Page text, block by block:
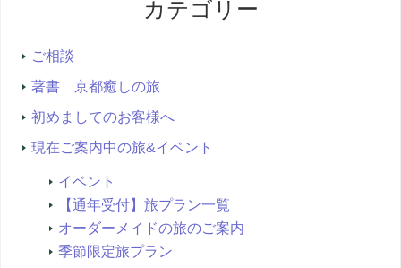
カテゴリー
ご相談
著書 京都癒しの旅
初めましてのお客様へ
現在ご案内中の旅&イベント
イベント
【通年受付】旅プラン一覧
オーダーメイドの旅のご案内
季節限定旅プラン